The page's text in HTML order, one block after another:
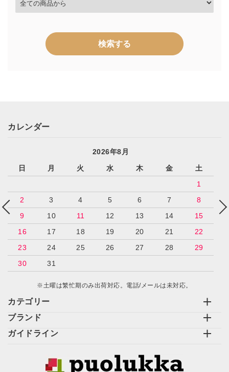
検索する
キーワード
カテゴリー
検索する
カテゴリー
ブランド
ガイドライン
カレンダー
2026年8月
日
月 火 水 木 金
土
1
2
3 4 5 6 7
8
9
10 11 12 13 14
15
16
17 18 19 20 21
22
23
24 25 26 27 28
29
30
31
※土曜は繁忙期のみ出荷対応。電話/メールは未対応。